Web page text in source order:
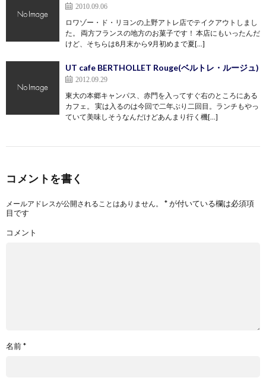
2010.09.06
ロワゾー・ド・リヨンの上野アトレ店でテイクアウトしまし
た。 両方フランスの地方のお菓子です！ 本店にもいったんだ
けど、そちらは8月末から9月初めまで夏[…]
UT cafe BERTHOLLET Rouge(ベルトレ・ルージュ)
2012.09.29
東大の本郷キャンパス、赤門を入ってすぐ右のところにある
カフェ。 実は入るのは今回で二年ぶり二回目。ランチもやっ
ていて美味しそうなんだけどあんまり行く機[…]
コメントを書く
メールアドレスが公開されることはありません。 *が付いている欄は必須項
目です
コメント
名前*